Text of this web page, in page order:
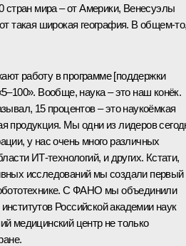
стран мира – от Америки, Венесуэлы
такая широкая география. В общем-
работу в программе [поддержки
Вообще, наука – это наш конёк.
15 процентов – это наукоёмкая
продукция. Мы одни из лидеров
у нас очень много различных
ИТ-технологий, и других. Кстати,
исследований мы создали первый
С ФАНО мы объединили
Российской академии наук
медицинский центр не только